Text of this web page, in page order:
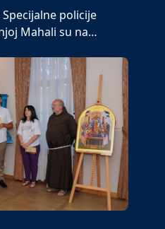
policije
Mahali su na…